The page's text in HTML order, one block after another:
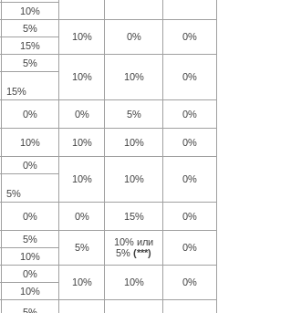
10%
5%
10% 0%
0%
15%
5%
10%
10% 0%
15%
0% 0% 5% 0%
10% 10% 10% 0%
0%
10%
10%
0%
5%
0% 0% 15% 0%
5%
5%
10% или
5% (***)
0%
10%
0%
10% 10%
0%
10%